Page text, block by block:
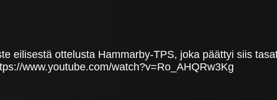
eilisestä ottelusta Hammarby-TPS, joka päättyi siis
www.youtube.com/watch?v=Ro_AHQRw3Kg